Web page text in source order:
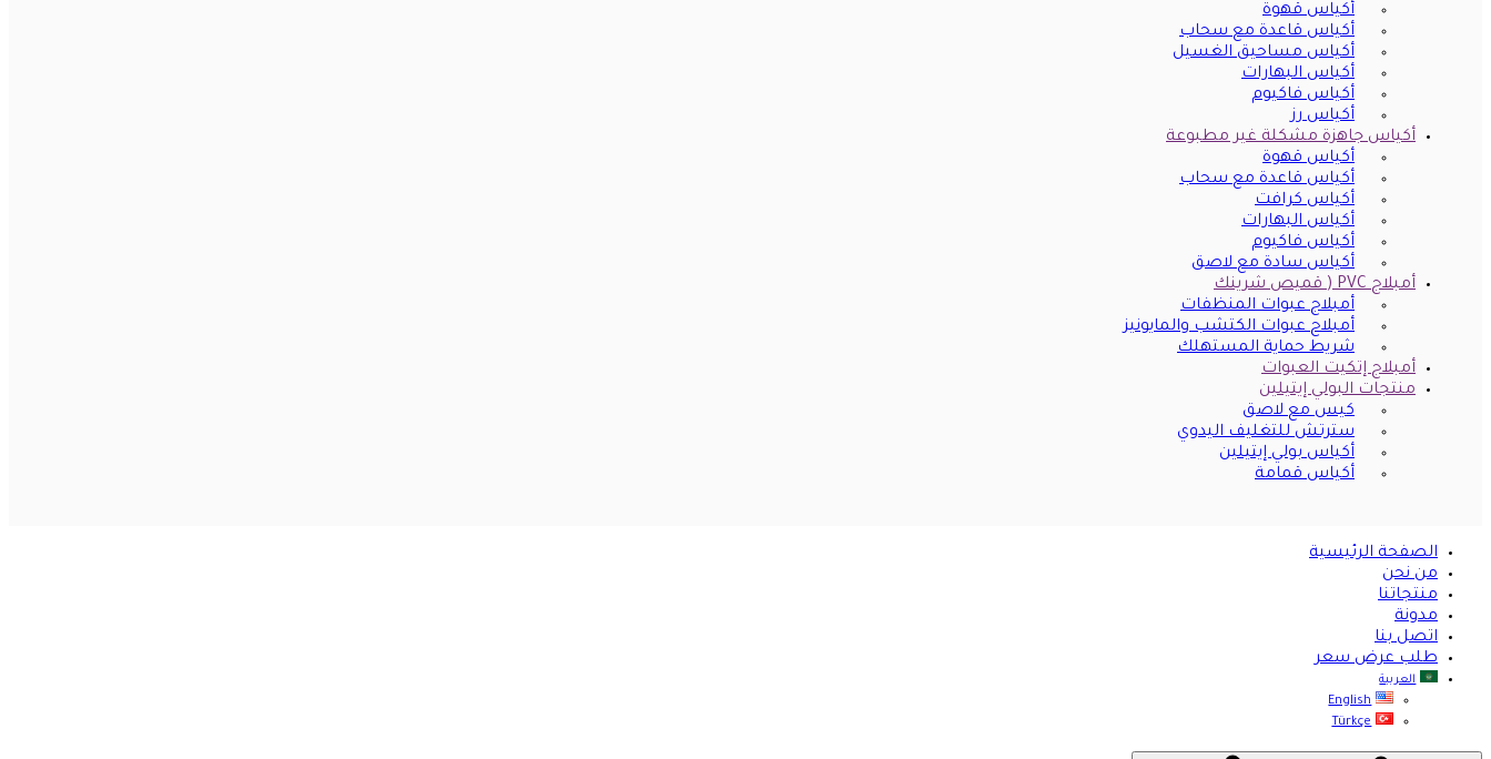
أكياس قهوة
أكياس قاعدة مع سحاب
أكياس مساحيق الغسيل
أكياس البهارات
أكياس فاكيوم
أكياس رز
أكياس جاهزة مشكلة غير مطبوعة
أكياس قهوة
أكياس قاعدة مع سحاب
أكياس كرافت
أكياس البهارات
أكياس فاكيوم
أكياس سادة مع لاصق
أمبلاج PVC ( قميص شرينك
أمبلاج عبوات المنظفات
أمبلاح عبوات الكتشب والمايونيز
شريط حماية المستهلك
أمبلاج إتكيت العبوات
منتجات البولي إيتيلين
كيس مع لاصق
سترتش للتغليف اليدوي
أكياس بولي إيتيلين
أكياس قمامة
الصفحة الرئيسية
من نحن
منتجاتنا
مدونة
اتصل بنا
طلب عرض سعر
العربية
English
Türkçe